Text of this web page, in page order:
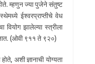
म्हणुन ज्या पुजेने संतुष्ट
ईश्वरप्राप्तीचे वेध
वियोग झालेल्या स्त्रीला
(ओवी ९११ ते ९२०)
अशी ज्ञानाची योग्यता